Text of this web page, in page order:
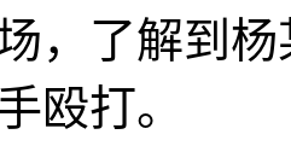
，了解到
殴打。